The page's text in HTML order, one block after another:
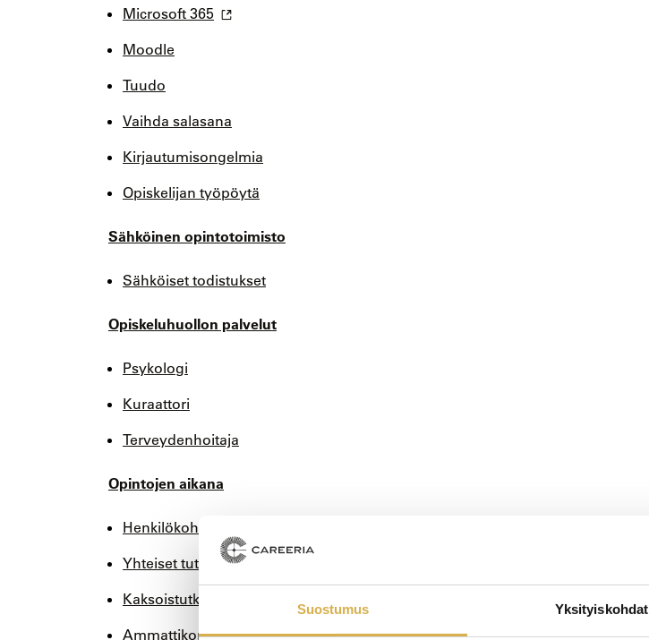
Suostumus Yksityiskohdat
Microsoft 365
Moodle
Tuudo
Vaihda salasana
Kirjautumisongelmia
Opiskelijan työpöytä
Sähköinen opintotoimisto
Sähköiset todistukset
Opiskeluhuollon palvelut
Psykologi
Kuraattori
Terveydenhoitaja
Opintojen aikana
Henkilökohtaistaminen
Yhteiset tutkinnon osat
Kaksoistutkinto
Ammattikorkeakoulujen väyläopinnot